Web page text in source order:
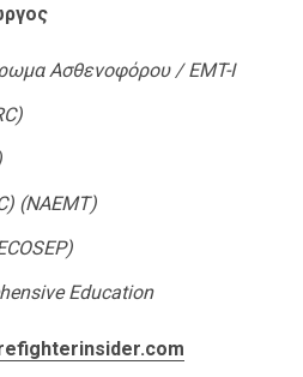
Ασθενοφόρου / EMT-I
(NAEMT)
Education